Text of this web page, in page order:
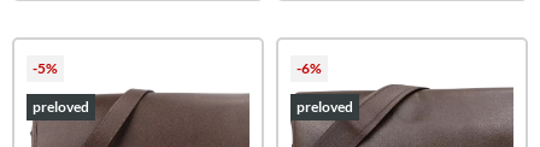
-5%
preloved
-6%
preloved